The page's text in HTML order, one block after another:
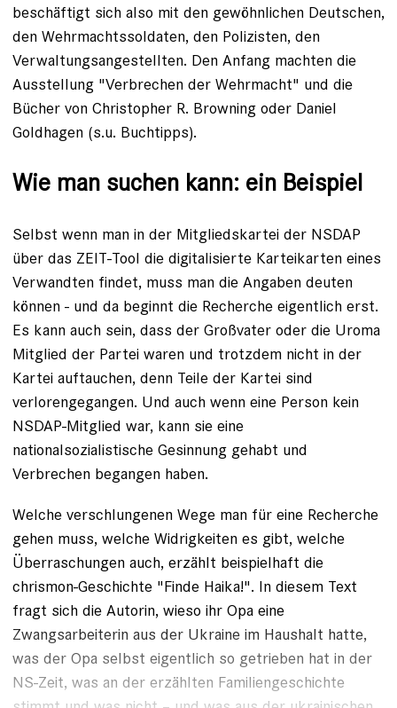
beschäftigt sich also mit den gewöhnlichen Deutschen,
den Wehrmachtssoldaten, den Polizisten, den
Verwaltungsangestellten. Den Anfang machten die
Ausstellung "Verbrechen der Wehrmacht" und die
Bücher von Christopher R. Browning oder Daniel
Goldhagen (s.u. Buchtipps).
Wie man suchen kann: ein Beispiel
Selbst wenn man in der Mitgliedskartei der NSDAP
über das ZEIT-Tool die digitalisierte Karteikarten eines
Verwandten findet, muss man die Angaben deuten
können - und da beginnt die Recherche eigentlich erst.
Es kann auch sein, dass der Großvater oder die Uroma
Mitglied der Partei waren und trotzdem nicht in der
Kartei auftauchen, denn Teile der Kartei sind
verlorengegangen. Und auch wenn eine Person kein
NSDAP-Mitglied war, kann sie eine
nationalsozialistische Gesinnung gehabt und
Verbrechen begangen haben.
Welche verschlungenen Wege man für eine Recherche
gehen muss, welche Widrigkeiten es gibt, welche
Überraschungen auch, erzählt beispielhaft die
chrismon-Geschichte "Finde Haika!". In diesem Text
fragt sich die Autorin, wieso ihr Opa eine
Zwangsarbeiterin aus der Ukraine im Haushalt hatte,
was der Opa selbst eigentlich so getrieben hat in der
NS-Zeit, was an der erzählten Familiengeschichte